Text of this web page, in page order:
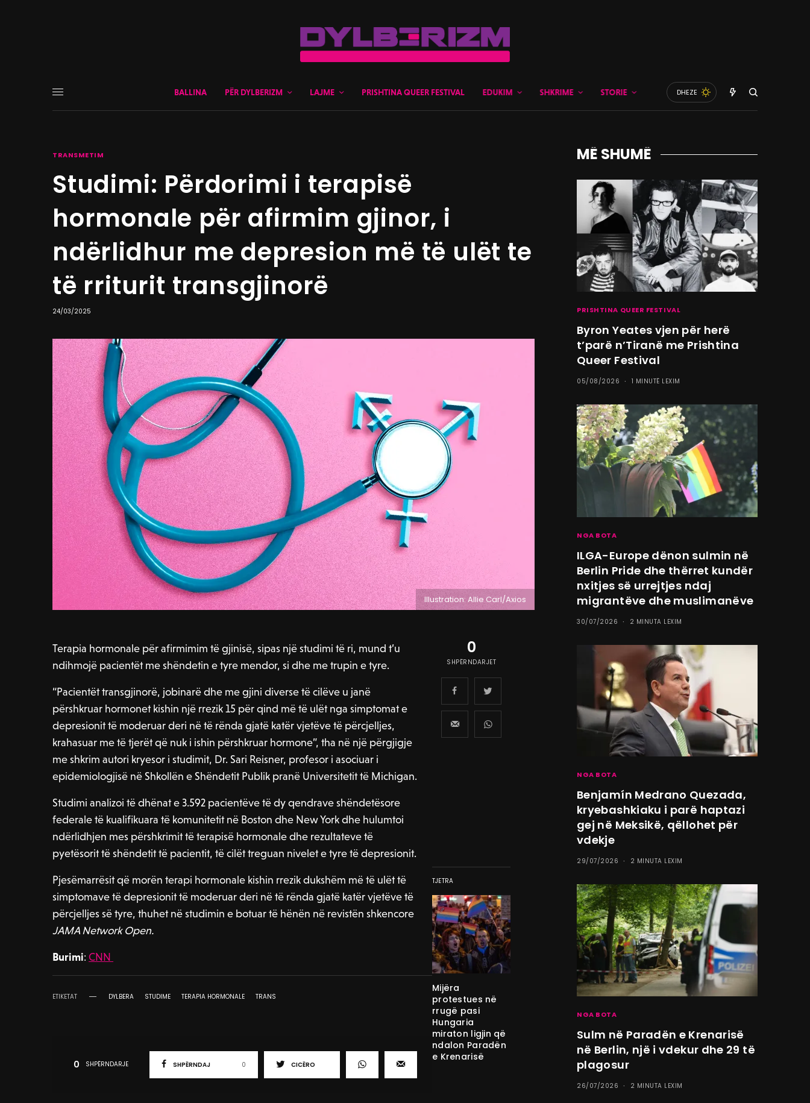
BALLINA PËR DYLBERIZM LAJME PRISHTINA QUEER FESTIVAL EDUKIM SHKRIME STORIE DHEZE
TRANSMETIM
Studimi: Përdorimi i terapisë
hormonale për afirmim gjinor, i
ndërlidhur me depresion më të ulët te
të rriturit transgjinorë
24/03/2025
Illustration: Allie Carl/Axios
Terapia hormonale për afirmimim të gjinisë, sipas një studimi të ri, mund t’u
ndihmojë pacientët me shëndetin e tyre mendor, si dhe me trupin e tyre.
“Pacientët transgjinorë, jobinarë dhe me gjini diverse të cilëve u janë
përshkruar hormonet kishin një rrezik 15 për qind më të ulët nga simptomat e
depresionit të moderuar deri në të rënda gjatë katër vjetëve të përcjelljes,
krahasuar me të tjerët që nuk i ishin përshkruar hormone”, tha në një përgjigje
me shkrim autori kryesor i studimit, Dr. Sari Reisner, profesor i asociuar i
epidemiologjisë në Shkollën e Shëndetit Publik pranë Universitetit të Michigan.
Studimi analizoi të dhënat e 3.592 pacientëve të dy qendrave shëndetësore
federale të kualifikuara të komunitetit në Boston dhe New York dhe hulumtoi
ndërlidhjen mes përshkrimit të terapisë hormonale dhe rezultateve të
pyetësorit të shëndetit të pacientit, të cilët treguan nivelet e tyre të depresionit.
Pjesëmarrësit që morën terapi hormonale kishin rrezik dukshëm më të ulët të
simptomave të depresionit të moderuar deri në të rënda gjatë katër vjetëve të
përcjelljes së tyre, thuhet në studimin e botuar të hënën në revistën shkencore
JAMA Network Open.
Burimi:CNN
ETIKETAT DYLBERA STUDIME TERAPIA HORMONALE TRANS
0 SHPËRNDARJE SHPËRNDAJ 0 CICËRO
0
SHPËRNDARJET
TJETRA
Mijëra
protestues në
rrugë pasi
Hungaria
miraton ligjin që
ndalon Paradën
e Krenarisë
MË SHUMË
PRISHTINA QUEER FESTIVAL
Byron Yeates vjen për herë
t’parë n’Tiranë me Prishtina
Queer Festival
05/08/2026 1 MINUTË LEXIM
NGA BOTA
ILGA-Europe dënon sulmin në
Berlin Pride dhe thërret kundër
nxitjes së urrejtjes ndaj
migrantëve dhe muslimanëve
30/07/2026 2 MINUTA LEXIM
NGA BOTA
Benjamín Medrano Quezada,
kryebashkiaku i parë haptazi
gej në Meksikë, qëllohet për
vdekje
29/07/2026 2 MINUTA LEXIM
NGA BOTA
Sulm në Paradën e Krenarisë
në Berlin, një i vdekur dhe 29 të
plagosur
26/07/2026 2 MINUTA LEXIM